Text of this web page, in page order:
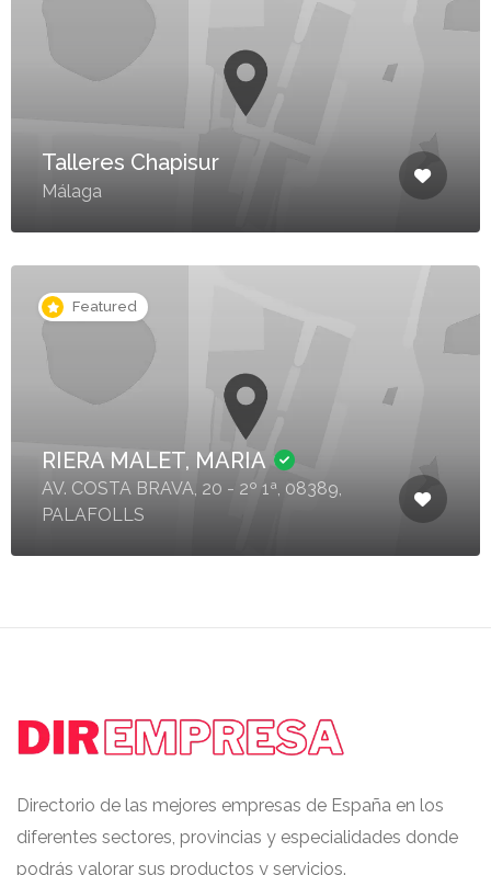
Talleres Chapisur
Málaga
Featured
RIERA MALET, MARIA
AV. COSTA BRAVA, 20 - 2º 1ª, 08389,
PALAFOLLS
Directorio de las mejores empresas de España en los
diferentes sectores, provincias y especialidades donde
podrás valorar sus productos y servicios.